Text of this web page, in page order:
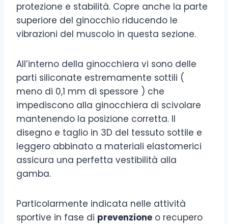
protezione e stabilità. Copre anche la parte
superiore del ginocchio riducendo le
vibrazioni del muscolo in questa sezione.
All’interno della ginocchiera vi sono delle
parti siliconate estremamente sottili (
meno di 0,1 mm di spessore ) che
impediscono alla ginocchiera di scivolare
mantenendo la posizione corretta. Il
disegno e taglio in 3D del tessuto sottile e
leggero abbinato a materiali elastomerici
assicura una perfetta vestibilità alla
gamba.
Particolarmente indicata nelle attività
sportive in fase di prevenzione o recupero